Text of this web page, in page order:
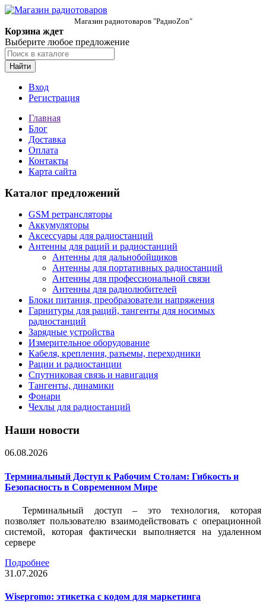
Магазин радиотоваров "РадиоZon"
Корзина ждет
Выберите любое предложение
Найти
Вход
Регистрация
Главная
Блог
Доставка
Оплата
Контакты
Карта сайта
Каталог предложений
GSM ретрансляторы
Аккумуляторы
Аксессуары для радиостанций
Антенны для раций и радиостанций
Антенны для дальнобойщиков
Антенны для портативных радиостанций
Антенны для профессиональной связи
Антенны для радиолюбителей
Блоки питания, преобразователи напряжения
Гарнитуры для раций, тангенты для носимых
радиостанций
Зарядные устройства
Измерительное оборудование
Кабеля, крепления, разъемы, переходники
Рации и радиостанции
Спутниковая связь и навигация
Тангенты, динамики
Фонари
Чехлы для радиостанций
Наши новости
06.08.2026
Терминальный Доступ к Рабочим Столам: Гибкость и
Безопасность в Современном Мире
Терминальный доступ – это технология, которая
позволяет пользователю взаимодействовать с операционной
системой, которая фактически выполняется на удаленном
сервере
Подробнее
31.07.2026
Wisepromo: этикетка c кодом для маркетинга